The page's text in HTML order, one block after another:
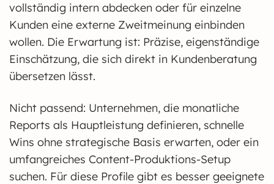
vollständig intern abdecken oder für einzelne
Kunden eine externe Zweitmeinung einbinden
wollen. Die Erwartung ist: Präzise, eigenständige
Einschätzung, die sich direkt in Kundenberatung
übersetzen lässt.
Nicht passend: Unternehmen, die monatliche
Reports als Hauptleistung definieren, schnelle
Wins ohne strategische Basis erwarten, oder ein
umfangreiches Content-Produktions-Setup
suchen. Für diese Profile gibt es besser geeignete